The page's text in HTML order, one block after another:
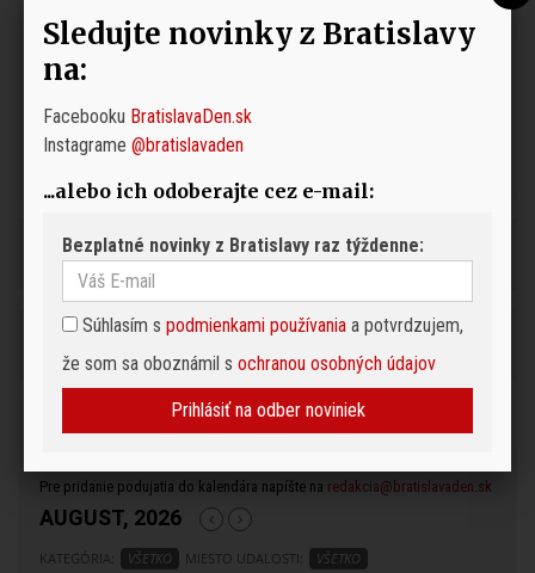
Podujatia
Pre pridanie podujatia do kalendára napíšte na redakcia@bratislavaden.sk
AUGUST, 2026
KATEGÓRIA: VŠETKO MIESTO UDALOSTI: VŠETKO
Sledujte novinky z Bratislavy
na:
Facebooku BratislavaDen.sk
Instagrame @bratislavaden
...alebo ich odoberajte cez e-mail:
Bezplatné novinky z Bratislavy raz týždenne:
Súhlasím s podmienkami používania a potvrdzujem,
že som sa oboznámil s ochranou osobných údajov
Prihlásiť na odber noviniek